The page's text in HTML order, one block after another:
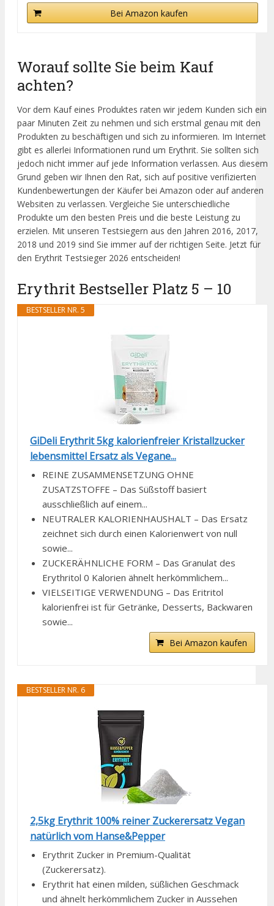
Bei Amazon kaufen
Worauf sollte Sie beim Kauf
achten?
Vor dem Kauf eines Produktes raten wir jedem Kunden sich ein
paar Minuten Zeit zu nehmen und sich erstmal genau mit den
Produkten zu beschäftigen und sich zu informieren. Im Internet
gibt es allerlei Informationen rund um Erythrit. Sie sollten sich
jedoch nicht immer auf jede Information verlassen. Aus diesem
Grund geben wir Ihnen den Rat, sich auf positive verifizierten
Kundenbewertungen der Käufer bei Amazon oder auf anderen
Websiten zu verlassen. Vergleiche Sie unterschiedliche
Produkte um den besten Preis und die beste Leistung zu
erzielen. Mit unseren Testsiegern aus den Jahren 2016, 2017,
2018 und 2019 sind Sie immer auf der richtigen Seite. Jetzt für
den Erythrit Testsieger 2026 entscheiden!
Erythrit Bestseller Platz 5 – 10
BESTSELLER NR. 5
GiDeli Erythrit 5kg kalorienfreier Kristallzucker
lebensmittel Ersatz als Vegane...
REINE ZUSAMMENSETZUNG OHNE
ZUSATZSTOFFE – Das Süßstoff basiert
ausschließlich auf einem...
NEUTRALER KALORIENHAUSHALT – Das Ersatz
zeichnet sich durch einen Kalorienwert von null
sowie...
ZUCKERÄHNLICHE FORM – Das Granulat des
Erythritol 0 Kalorien ähnelt herkömmlichem...
VIELSEITIGE VERWENDUNG – Das Eritritol
kalorienfrei ist für Getränke, Desserts, Backwaren
sowie...
Bei Amazon kaufen
BESTSELLER NR. 6
2,5kg Erythrit 100% reiner Zuckerersatz Vegan
natürlich vom Hanse&Pepper
Erythrit Zucker in Premium-Qualität
(Zuckerersatz).
Erythrit hat einen milden, süßlichen Geschmack
und ähnelt herkömmlichem Zucker in Aussehen